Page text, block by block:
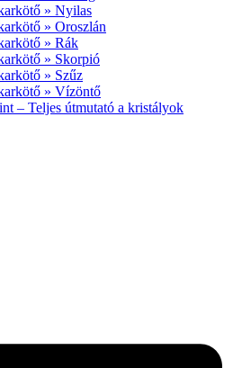
» Nyilas
» Oroszlán
» Rák
» Skorpió
» Szűz
» Vízöntő
– Teljes útmutató a kristályok